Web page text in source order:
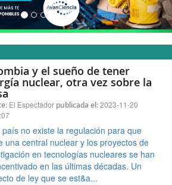
y el sueño de tener
nuclear, otra vez sobre la
El Espectador publicada el:2023-11-20
país no existe la regulación para que
una central nuclear y los proyectos de
en tecnologías nucleares se han
en las últimas décadas. Un
de ley que se est&a...